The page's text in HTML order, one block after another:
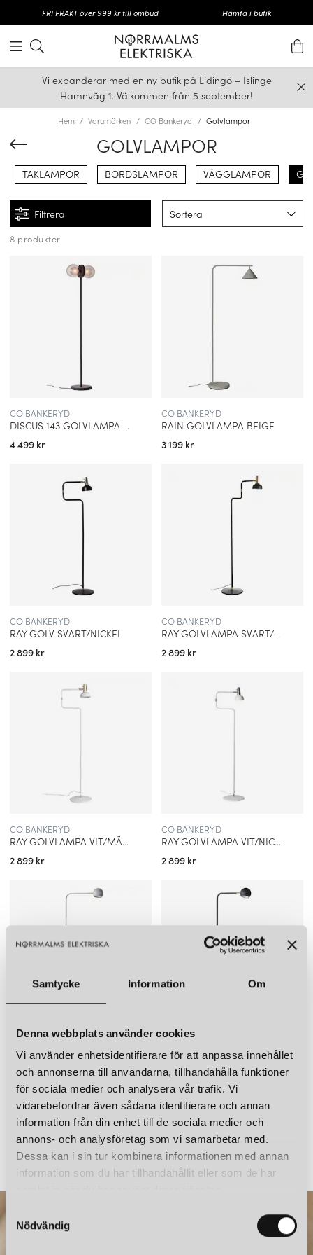
Samtycke Information Om
Denna webbplats använder cookies
Vi använder enhetsidentifierare för att anpassa innehållet
och annonserna till användarna, tillhandahålla funktioner
för sociala medier och analysera vår trafik. Vi
vidarebefordrar även sådana identifierare och annan
information från din enhet till de sociala medier och
annons- och analysföretag som vi samarbetar med.
Dessa kan i sin tur kombinera informationen med annan
information som du har tillhandahållit eller som de har
Nödvändig
FRI FRAKT över 999 kr till ombud Hämta i butik
Vi expanderar med en ny butik på Lidingö – Islinge
Hamnväg 1. Välkommen från 5 september!
Hem Varumärken CO Bankeryd Golvlampor
GOLVLAMPOR
TAKLAMPOR BORDSLAMPOR VÄGGLAMPOR
Filtrera Sortera
8 produkter
CO BANKERYD
DISCUS 143 GOLVLAMPA SVART
4 499 kr
CO BANKERYD
RAIN GOLVLAMPA BEIGE
3 199 kr
CO BANKERYD
RAY GOLV SVART/NICKEL
2 899 kr
CO BANKERYD
RAY GOLVLAMPA SVART/MÄSSING
2 899 kr
CO BANKERYD
RAY GOLVLAMPA VIT/MÄSSING
2 899 kr
CO BANKERYD
RAY GOLVLAMPA VIT/NICKEL
2 899 kr
CO BANKERYD
YES! GOLVLAMPA BEIGE
2 899 kr
CO BANKERYD
YES! GOLVLAMPA SVART
2 899 kr
Du har sett 8 av 8 produkter